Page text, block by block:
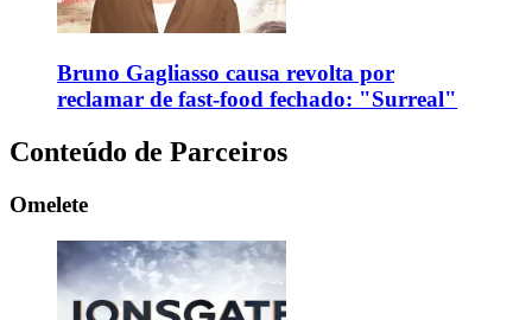
Bruno Gagliasso causa revolta por
reclamar de fast-food fechado: "Surreal"
Conteúdo de Parceiros
Omelete